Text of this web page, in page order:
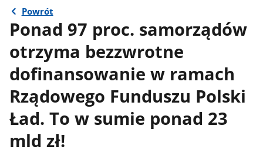
Powrót
Ponad 97 proc. samorządów
otrzyma bezzwrotne
dofinansowanie w ramach
Rządowego Funduszu Polski
Ład. To w sumie ponad 23
mld zł!